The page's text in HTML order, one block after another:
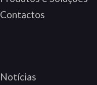
Contactos
Notícias